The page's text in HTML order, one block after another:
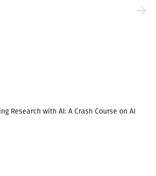
Research with AI: A Crash Course on AI